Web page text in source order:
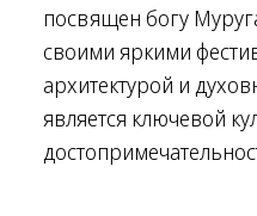
посвящен богу
своими яркими
архитектурой и
является ключевой